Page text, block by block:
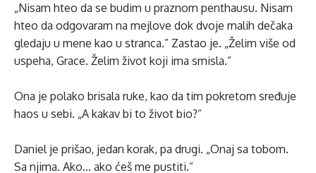
„Nisam hteo da se budim u praznom penthausu. Nisam
hteo da odgovaram na mejlove dok dvoje malih dečaka
gledaju u mene kao u stranca.” Zastao je. „Želim više od
uspeha, Grace. Želim život koji ima smisla.”
Ona je polako brisala ruke, kao da tim pokretom sređuje
haos u sebi. „A kakav bi to život bio?”
Daniel je prišao, jedan korak, pa drugi. „Onaj sa tobom.
Sa njima. Ako… ako ćeš me pustiti.”